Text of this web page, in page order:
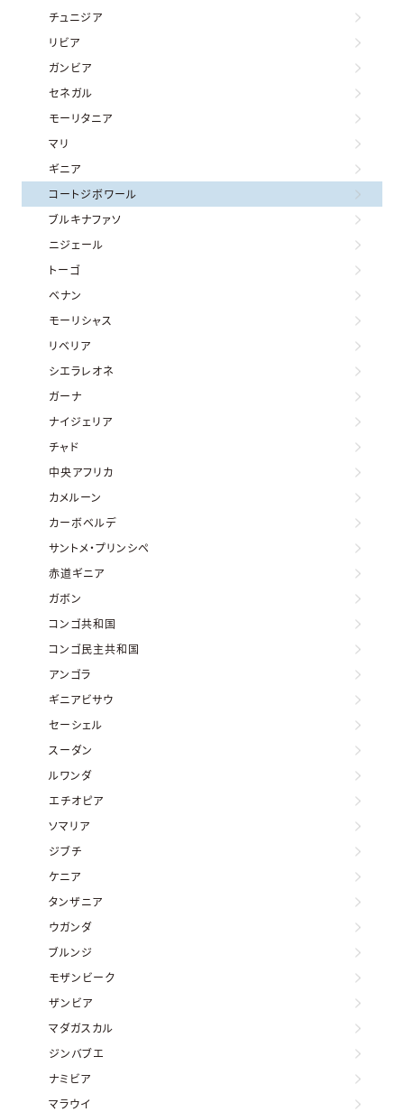
チュニジア
リビア
ガンビア
セネガル
モーリタニア
マリ
ギニア
コートジボワール
ブルキナファソ
ニジェール
トーゴ
ベナン
モーリシャス
リベリア
シエラレオネ
ガーナ
ナイジェリア
チャド
中央アフリカ
カメルーン
カーボベルデ
サントメ・プリンシペ
赤道ギニア
ガボン
コンゴ共和国
コンゴ民主共和国
アンゴラ
ギニアビサウ
セーシェル
スーダン
ルワンダ
エチオピア
ソマリア
ジブチ
ケニア
タンザニア
ウガンダ
ブルンジ
モザンビーク
ザンビア
マダガスカル
ジンバブエ
ナミビア
マラウイ